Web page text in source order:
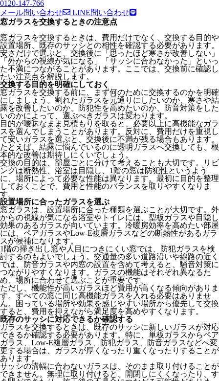
0120-147-766
メール問い合わせ
LINE問い合わせ
窓ガラスを交換するときの注意点
窓ガラスを交換するときは、費用だけでなく、交換する目的や
設置場所、既存のサッシとの相性を確認する必要があります。
安さだけで選ぶと、交換後に「思ったほど寒さが改善しない」
「外からの視線が気になる」「サッシに合わなかった」といっ
た不満につながることがあります。ここでは、交換前に確認し
たい注意点を解説します。
交換する目的を明確にしておく
窓ガラスを交換する前に、まず何のために交換するのかを明確
にしましょう。割れたガラスを元通りにしたいのか、寒さや結
露を改善したいのか、防犯性を高めたいのか、防音対策をした
いのかによって、選ぶべきガラスは変わります。
目的が曖昧なまま見積もりを取ると、必要以上に高機能なガラ
スを選んでしまうことがあります。反対に、費用だけを重視し
て安いガラスを選ぶと、交換後に不満が残る場合もあります。
たとえば、結露に悩んでいるのに透明ガラスへ交換しても、根
本的な改善は期待しにくいでしょう。
交換の目的は、部屋ごとに分けて考えることも大切です。リビ
ングは断熱性、浴室は目隠し、1階の窓は防犯性というよう
に、場所によって必要な性能は異なります。最初に目的を整理
しておくことで、費用と性能のバランスを取りやすくなりま
す。
設置場所に合ったガラスを選ぶ
窓ガラスは、設置場所に合った種類を選ぶことが大切です。外
からの視線が気になる浴室やトイレには、型板ガラスや目隠し
効果のあるガラスが向いています。冷暖房効率を高めたい部屋
には、ペアガラスやLow-E複層ガラスなどの断熱性があるガラ
スが候補になります。
1階の掃き出し窓や人目につきにくい窓では、防犯ガラスを検
討するのもよいでしょう。交通量の多い道路沿いや線路の近く
では、防音ガラスや内窓の設置を含めて考えると、騒音対策に
つながりやすくなります。ガラスの機能はそれぞれ異なるた
め、場所に合わせて選ぶことが重要です。
ただし、機能性が高いガラスほど費用が高くなる傾向がありま
す。すべての窓に同じ高機能ガラスを入れる必要はありませ
ん。困っている場所や効果を感じやすい場所から優先して交換
すると、費用を抑えながら満足度を高めやすくなります。
既存のサッシに対応できるか確認する
ガラスを交換するときは、既存のサッシに新しいガラスが対応
できるか確認する必要があります。特に、単板ガラスからペア
ガラス、Low-E複層ガラス、防犯ガラス、防音ガラスなどへ変
更する場合は、ガラスが厚くなったり重くなったりすることが
あります。
サッシの溝幅に合わないガラスは、そのまま取り付けることが
できません。無理に取り付けると、開閉しにくくなったり、す